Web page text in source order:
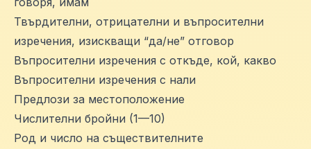
Твърдителни, отрицателни и въпросителни
изречения, изискващи “да/не” отговор
Въпросителни изречения с откъде, кой, какво
Въпросителни изречения с нали
Предлози за местоположение
Числителни бройни (1—10)
Род и число на съществителните